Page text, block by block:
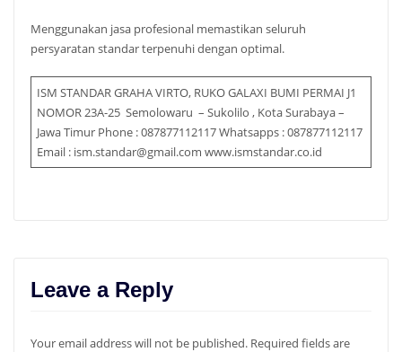
Menggunakan jasa profesional memastikan seluruh
persyaratan standar terpenuhi dengan optimal.
ISM STANDAR GRAHA VIRTO, RUKO GALAXI BUMI PERMAI J1
NOMOR 23A-25 Semolowaru – Sukolilo , Kota Surabaya –
Jawa Timur Phone : 087877112117 Whatsapps : 087877112117
Email : ism.standar@gmail.com www.ismstandar.co.id
Leave a Reply
Your email address will not be published. Required fields are